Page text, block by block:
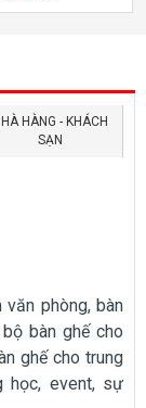
HÀNG - KHÁCH
SẠN
phòng, bàn
bàn ghế cho
ghế cho trung
học, event, sự